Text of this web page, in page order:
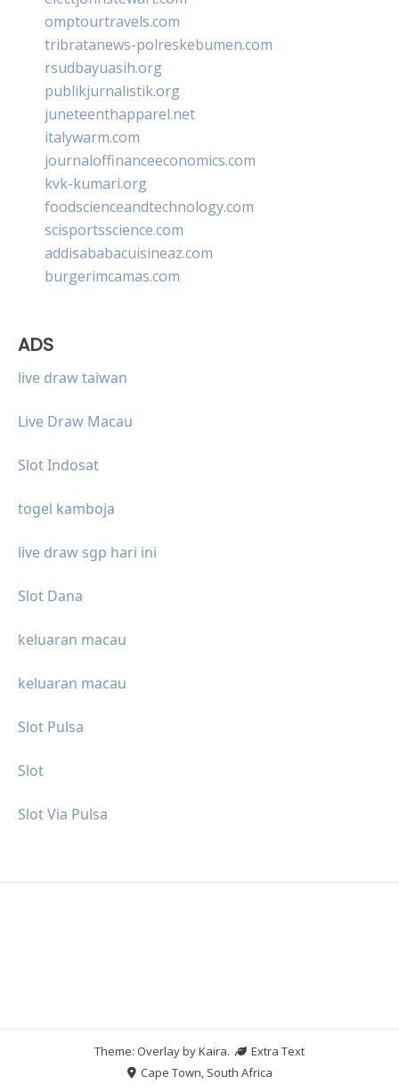
omptourtravels.com
tribratanews-polreskebumen.com
rsudbayuasih.org
publikjurnalistik.org
juneteenthapparel.net
italywarm.com
journaloffinanceeconomics.com
kvk-kumari.org
foodscienceandtechnology.com
scisportsscience.com
addisababacuisineaz.com
burgerimcamas.com
ADS
live draw taiwan
Live Draw Macau
Slot Indosat
togel kamboja
live draw sgp hari ini
Slot Dana
keluaran macau
keluaran macau
Slot Pulsa
Slot
Slot Via Pulsa
Theme: Overlay byKaira.
Extra Text
Cape Town, South Africa